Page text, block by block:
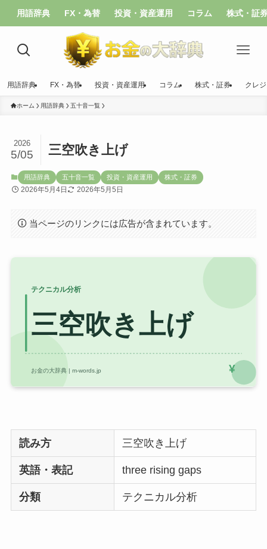
用語辞典 FX・為替 投資・資産運用 コラム 株式・証
用語辞典 FX・為替 投資・資産運用 コラム 株式・証券 クレ
ホーム 用語辞典 五十音一覧
三空吹き上げ
2026
5/05
用語辞典 五十音一覧 投資・資産運用 株式・証券
2026年5月4日 2026年5月5日
当ページのリンクには広告が含まれています。
読み方 三空吹き上げ
英語・表記 three rising gaps
分類 テクニカル分析